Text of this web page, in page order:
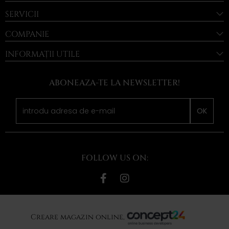
SERVICII
COMPANIE
INFORMAȚII UTILE
ABONEAZA-TE LA NEWSLETTER!
OK
FOLLOW US ON:
Creare magazin online,